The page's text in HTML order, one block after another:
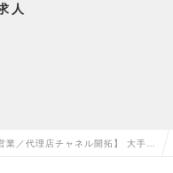
人
業／代理店チャネル開拓】 大手通